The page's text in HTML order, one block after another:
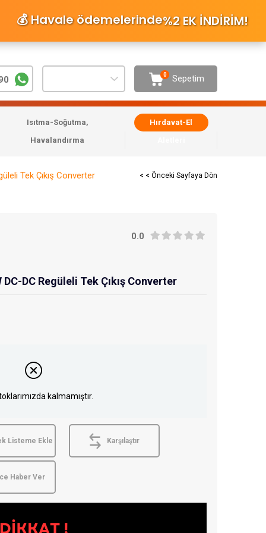
💰 Havale ödemelerinde%2 EK İNDİRİM!
Sepetim
0
Isıtma-Soğutma,
Havalandırma
Hırdavat-El
Tek Çıkış Converter < < Önceki Sayfaya Dön
0.0
DC Regüleli Tek Çıkış Converter
kalmamıştır.
Listeme Ekle Karşılaştır
Haber Ver